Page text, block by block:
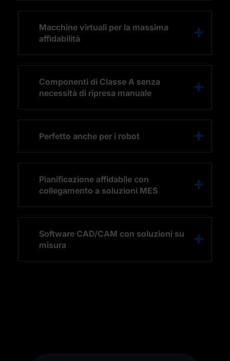
Macchine virtuali per la massima
affidabilità
Componenti di Classe A senza
necessità di ripresa manuale
Perfetto anche per i robot
Pianificazione affidabile con
collegamento a soluzioni MES
Software CAD/CAM con soluzioni su
misura